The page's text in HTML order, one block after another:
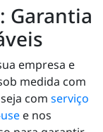
Garantia
empresa e
medida com
com serviço
e nos